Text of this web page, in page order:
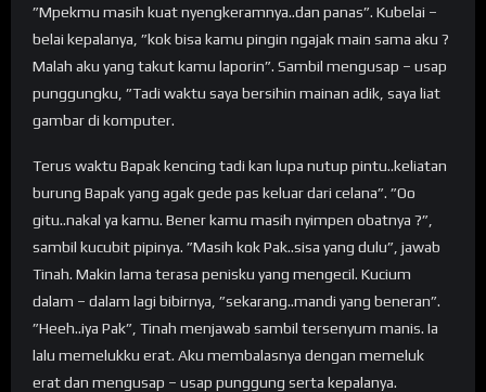
”Mpekmu masih kuat nyengkeramnya..dan panas”. Kubelai –
belai kepalanya, ”kok bisa kamu pingin ngajak main sama aku ?
Malah aku yang takut kamu laporin”. Sambil mengusap – usap
punggungku, ”Tadi waktu saya bersihin mainan adik, saya liat
gambar di komputer.
Terus waktu Bapak kencing tadi kan lupa nutup pintu..keliatan
burung Bapak yang agak gede pas keluar dari celana”. ”Oo
gitu..nakal ya kamu. Bener kamu masih nyimpen obatnya ?”,
sambil kucubit pipinya. ”Masih kok Pak..sisa yang dulu”, jawab
Tinah. Makin lama terasa penisku yang mengecil. Kucium
dalam – dalam lagi bibirnya, ”sekarang..mandi yang beneran”.
”Heeh..iya Pak”, Tinah menjawab sambil tersenyum manis. Ia
lalu memelukku erat. Aku membalasnya dengan memeluk
erat dan mengusap – usap punggung serta kepalanya.